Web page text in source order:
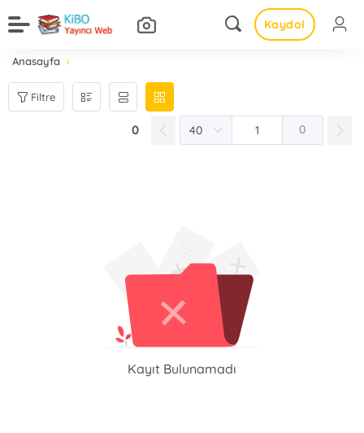
Kaydol
Anasayfa
Filtre
0 0
Kayıt Bulunamadı